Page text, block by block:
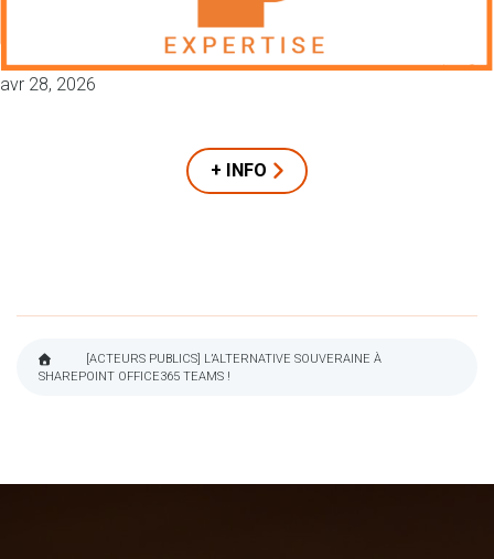
avr 28, 2026
+ INFO
FIL
[ACTEURS PUBLICS] L’ALTERNATIVE SOUVERAINE À
SHAREPOINT OFFICE365 TEAMS !